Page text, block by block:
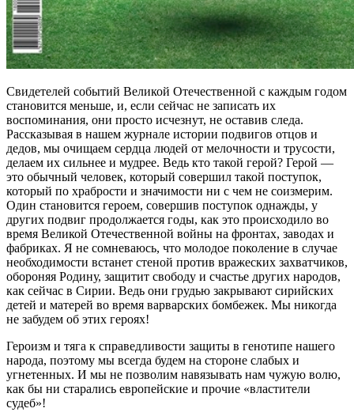
Свидетелей событий Великой Отечественной с каждым годом
становится меньше, и, если сейчас не записать их
воспоминания, они просто исчезнут, не оставив следа.
Рассказывая в нашем журнале истории подвигов отцов и
дедов, мы очищаем сердца людей от мелочности и трусости,
делаем их сильнее и мудрее. Ведь кто такой герой? Герой —
это обычный человек, который совершил такой поступок,
который по храбрости и значимости ни с чем не соизмерим.
Один становится героем, совершив поступок однажды, у
других подвиг продолжается годы, как это происходило во
время Великой Отечественной войны на фронтах, заводах и
фабриках. Я не сомневаюсь, что молодое поколение в случае
необходимости встанет стеной против вражеских захватчиков,
обороняя Родину, защитит свободу и счастье других народов,
как сейчас в Сирии. Ведь они грудью закрывают сирийских
детей и матерей во время варварских бомбежек. Мы никогда
не забудем об этих героях!
Героизм и тяга к справедливости защиты в генотипе нашего
народа, поэтому мы всегда будем на стороне слабых и
угнетенных. И мы не позволим навязывать нам чужую волю,
как бы ни старались европейские и прочие «властители
судеб»!